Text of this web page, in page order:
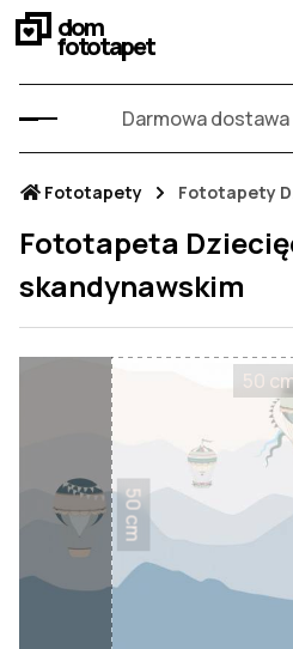
dom
fototapet
Darmowa dostawa
Fototapety Fototapety
Fototapeta
skandynawskim
50
50 cm